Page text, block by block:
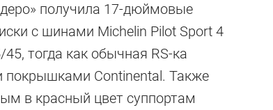
получила 17-дюймовые
с шинами Michelin Pilot Sport 4
тогда как обычная RS-ка
покрышками Continental. Также
в красный цвет суппортам